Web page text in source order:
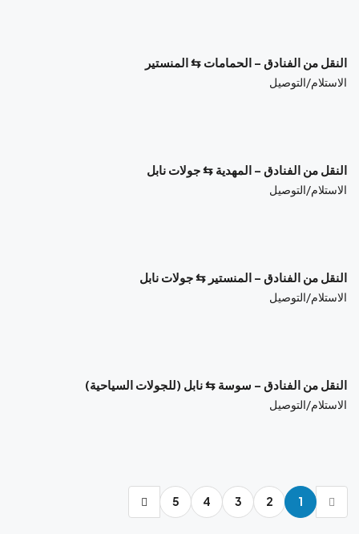
النقل من الفنادق – الحمامات ⇆ المنستير
الاستلام/التوصيل
النقل من الفنادق – المهدية ⇆ جولات نابل
الاستلام/التوصيل
النقل من الفنادق – المنستير ⇆ جولات نابل
الاستلام/التوصيل
النقل من الفنادق – سوسة ⇆ نابل (للجولات السياحية)
الاستلام/التوصيل
1
2
3
4
5